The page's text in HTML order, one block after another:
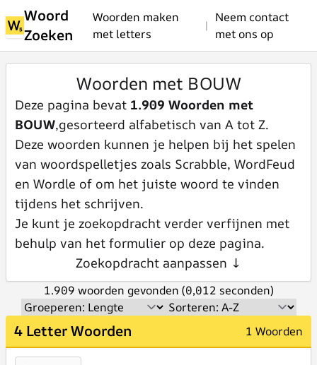
Woord
Zoeken
Woorden maken
met letters
|
Neem contact
met ons op
Woorden met BOUW
Deze pagina bevat 1.909 Woorden met
BOUW,gesorteerd alfabetisch van A tot Z.
Deze woorden kunnen je helpen bij het spelen
van woordspelletjes zoals Scrabble, WordFeud
en Wordle of om het juiste woord te vinden
tijdens het schrijven.
Je kunt je zoekopdracht verder verfijnen met
behulp van het formulier op deze pagina.
Zoekopdracht aanpassen ↓
1.909 woorden gevonden (0,012 seconden)
4 Letter Woorden 1 Woorden